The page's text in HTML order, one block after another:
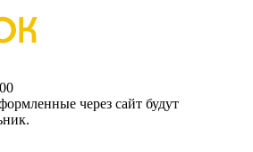
через сайт будут